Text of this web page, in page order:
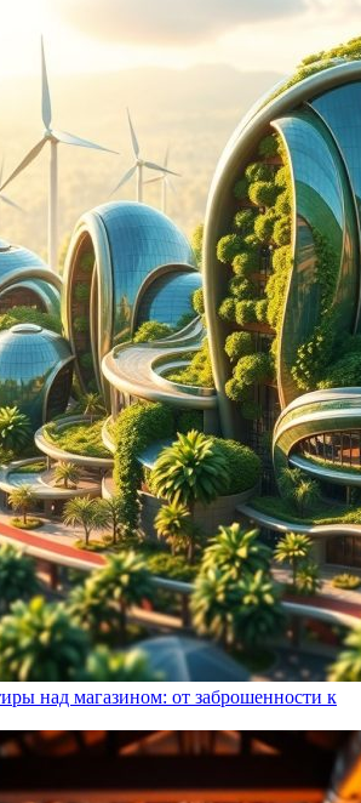
над магазином: от заброшенности к